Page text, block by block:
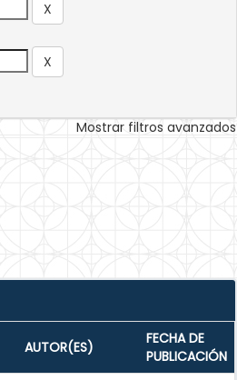
Mostrar filtros avanzados
AUTOR(ES)
FECHA DE
PUBLICACIÓN